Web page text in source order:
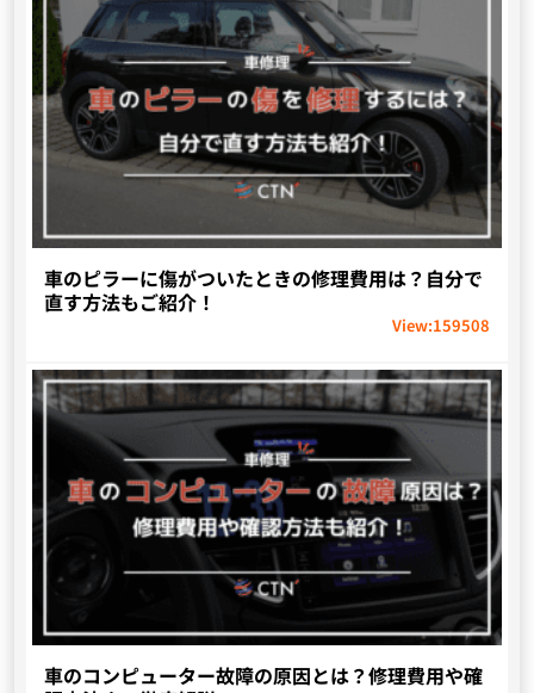
車のピラーに傷がついたときの修理費用は？自分で
直す方法もご紹介！
View:159508
車のコンピューター故障の原因とは？修理費用や確